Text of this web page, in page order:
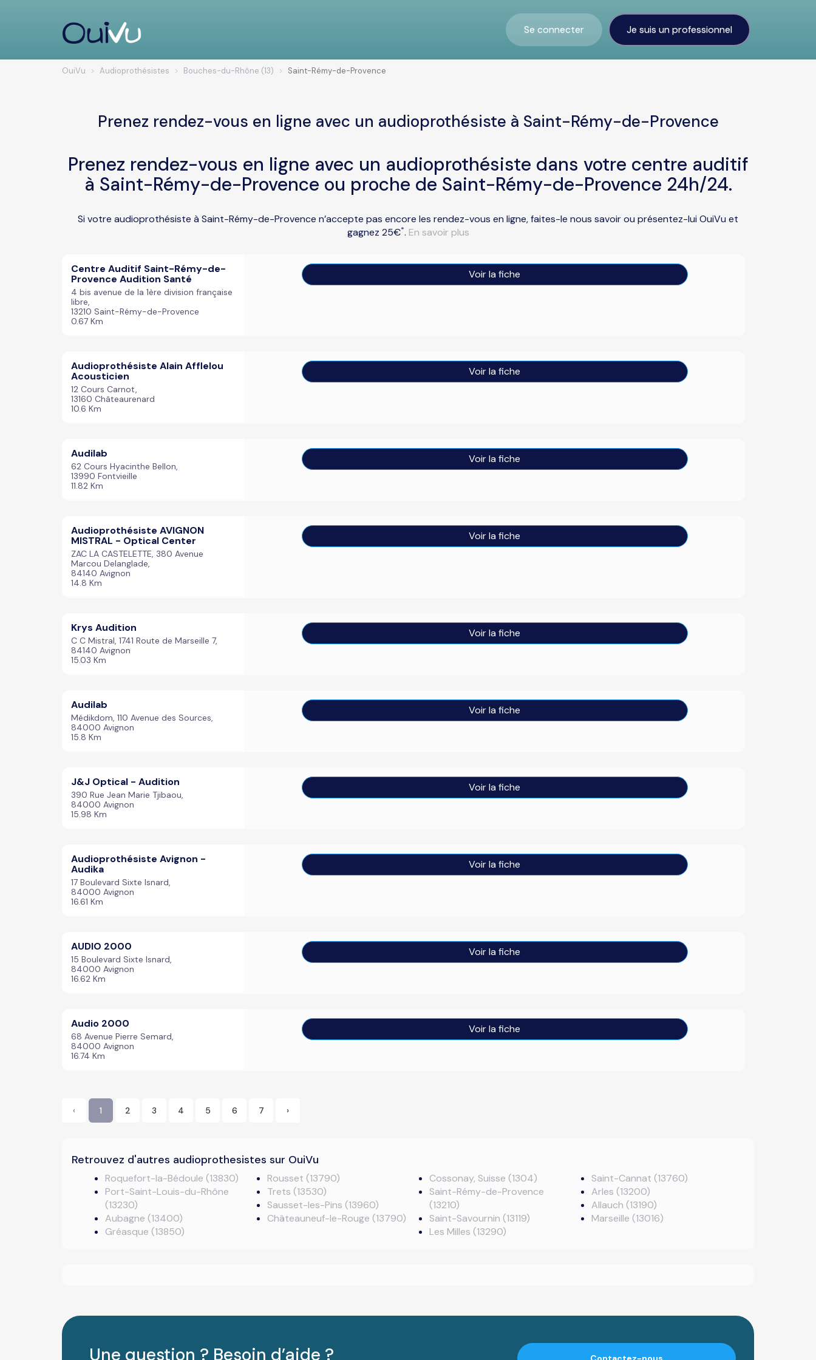
Se connecter Je suis un professionnel
OuiVu Audioprothésistes Bouches-du-Rhône (13) Saint-Rémy-de-Provence
Prenez rendez-vous en ligne avec un audioprothésiste à Saint-Rémy-de-Provence
Prenez rendez-vous en ligne avec un audioprothésiste dans votre centre auditif
à Saint-Rémy-de-Provence ou proche de Saint-Rémy-de-Provence 24h/24.
Si votre audioprothésiste à Saint-Rémy-de-Provence n’accepte pas encore les rendez-vous en ligne, faites-le nous savoir ou présentez-lui OuiVu et
gagnez 25€*. En savoir plus
Centre Auditif Saint-Rémy-de-
Provence Audition Santé
4 bis avenue de la 1ère division française
libre,
13210 Saint-Rémy-de-Provence
0.67 Km
Voir la fiche
Audioprothésiste Alain Afflelou
Acousticien
12 Cours Carnot,
13160 Châteaurenard
10.6 Km
Voir la fiche
Audilab
62 Cours Hyacinthe Bellon,
13990 Fontvieille
11.82 Km
Voir la fiche
Audioprothésiste AVIGNON
MISTRAL - Optical Center
ZAC LA CASTELETTE, 380 Avenue
Marcou Delanglade,
84140 Avignon
14.8 Km
Voir la fiche
Krys Audition
C C Mistral, 1741 Route de Marseille 7,
84140 Avignon
15.03 Km
Voir la fiche
Audilab
Médikdom, 110 Avenue des Sources,
84000 Avignon
15.8 Km
Voir la fiche
J&J Optical - Audition
390 Rue Jean Marie Tjibaou,
84000 Avignon
15.98 Km
Voir la fiche
Audioprothésiste Avignon -
Audika
17 Boulevard Sixte Isnard,
84000 Avignon
16.61 Km
Voir la fiche
AUDIO 2000
15 Boulevard Sixte Isnard,
84000 Avignon
16.62 Km
Voir la fiche
Audio 2000
68 Avenue Pierre Semard,
84000 Avignon
16.74 Km
Voir la fiche
‹ 1 2 3 4 5 6 7 ›
Retrouvez d'autres audioprothesistes sur OuiVu
Roquefort-la-Bédoule (13830)
Port-Saint-Louis-du-Rhône
(13230)
Aubagne (13400)
Gréasque (13850)
Rousset (13790)
Trets (13530)
Sausset-les-Pins (13960)
Châteauneuf-le-Rouge (13790)
Cossonay, Suisse (1304)
Saint-Rémy-de-Provence
(13210)
Saint-Savournin (13119)
Les Milles (13290)
Saint-Cannat (13760)
Arles (13200)
Allauch (13190)
Marseille (13016)
Une question ? Besoin d’aide ?